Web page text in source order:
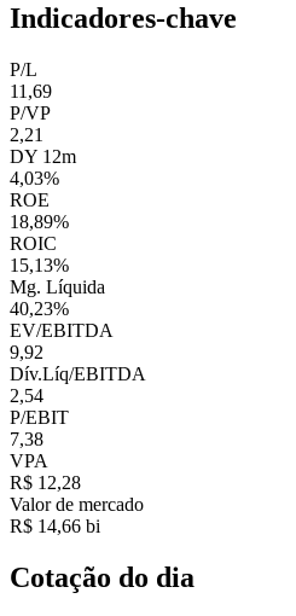
Indicadores-chave
P/L
11,69
P/VP
2,21
DY 12m
4,03%
ROE
18,89%
ROIC
15,13%
Mg. Líquida
40,23%
EV/EBITDA
9,92
Dív.Líq/EBITDA
2,54
P/EBIT
7,38
VPA
R$ 12,28
Valor de mercado
R$ 14,66 bi
Cotação do dia